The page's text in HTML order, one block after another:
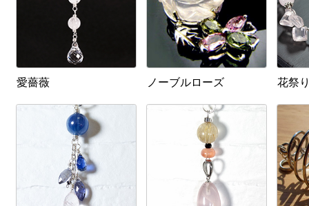
愛薔薇 ノーブルローズ 花祭